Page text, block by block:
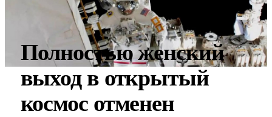
Полностью женский
выход в открытый
космос отменен